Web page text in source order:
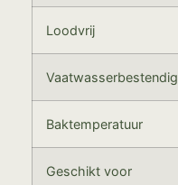
Loodvrij
Vaatwasserbestendig
Baktemperatuur
Geschikt voor